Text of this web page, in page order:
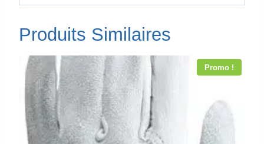
Produits Similaires
Promo !